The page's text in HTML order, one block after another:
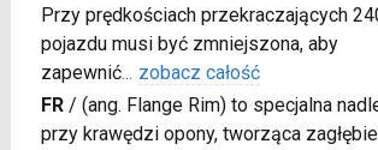
Przy prędkościach przekraczających
pojazdu musi być zmniejszona, aby
zapewnić... zobacz całość
FR/ (ang. Flange Rim) to specjalna
przy krawędzi opony, tworząca